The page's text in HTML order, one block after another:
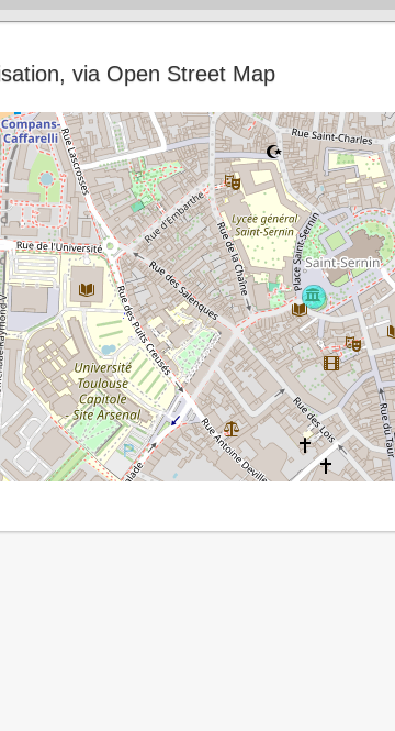
via Open Street Map